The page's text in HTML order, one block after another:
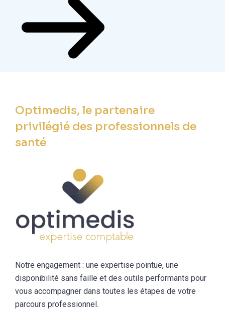
Optimedis, le partenaire
privilégié des professionnels de
santé
Notre engagement : une expertise pointue, une
disponibilité sans faille et des outils performants pour
vous accompagner dans toutes les étapes de votre
parcours professionnel.